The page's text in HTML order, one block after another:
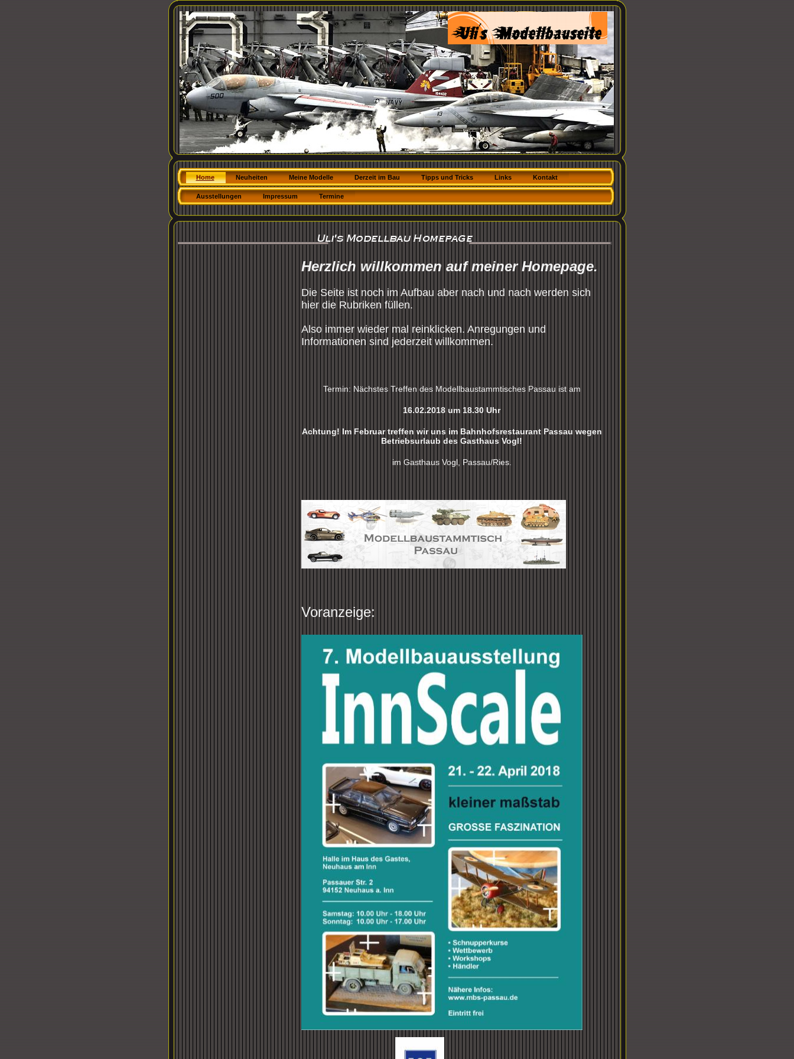
Home Neuheiten Meine Modelle Derzeit im Bau Tipps und Tricks Links Kontakt
Ausstellungen Impressum Termine
Herzlich willkommen auf meiner Homepage.
Die Seite ist noch im Aufbau aber nach und nach werden sich
hier die Rubriken füllen.
Also immer wieder mal reinklicken. Anregungen und
Informationen sind jederzeit willkommen.
Termin: Nächstes Treffen des Modellbaustammtisches Passau ist am
16.02.2018 um 18.30 Uhr
Achtung! Im Februar treffen wir uns im Bahnhofsrestaurant Passau wegen
Betriebsurlaub des Gasthaus Vogl!
im Gasthaus Vogl, Passau/Ries.
Voranzeige: